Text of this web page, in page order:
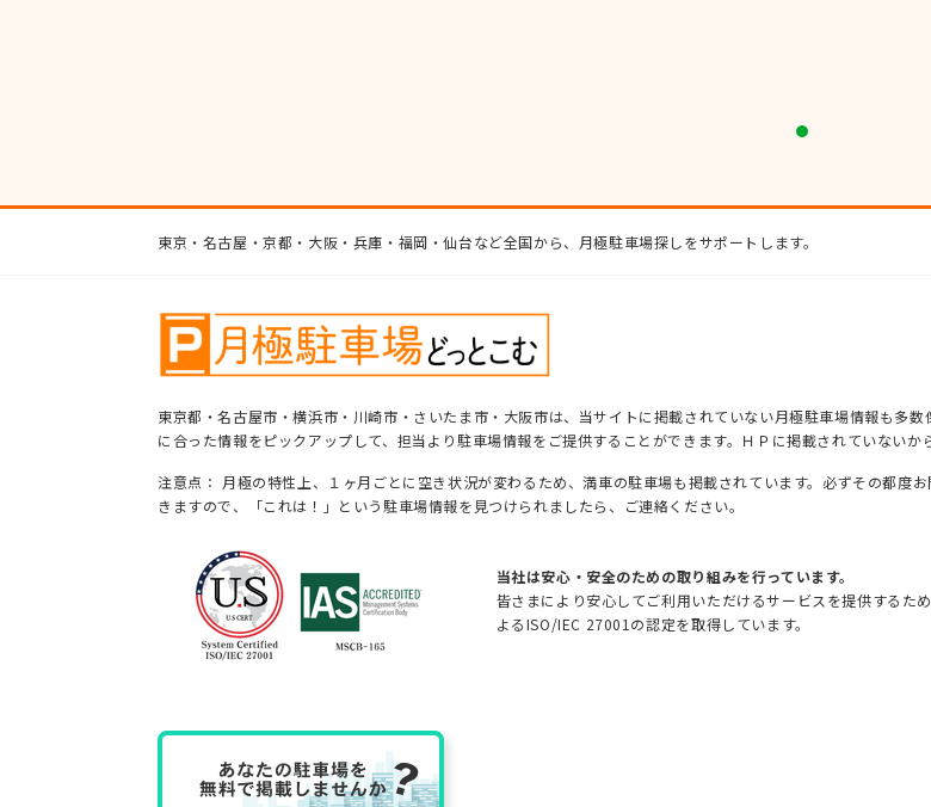
東京・名古屋・京都・大阪・兵庫・福岡・仙台など全国から、月極駐車場探しをサポートします。
東京都・名古屋市・横浜市・川崎市・さいたま市・大阪市は、当サイトに掲載されていない月極駐車場情報も多
に合った情報をピックアップして、担当より駐車場情報をご提供することができます。ＨＰに掲載されていないか
注意点： 月極の特性上、１ヶ月ごとに空き状況が変わるため、満車の駐車場も掲載されています。必ずその都度
きますので、「これは！」という駐車場情報を見つけられましたら、ご連絡ください。
当社は安心・安全のための取り組みを行っています。
皆さまにより安心してご利用いただけるサービスを提供するた
よるISO/IEC 27001の認定を取得しています。